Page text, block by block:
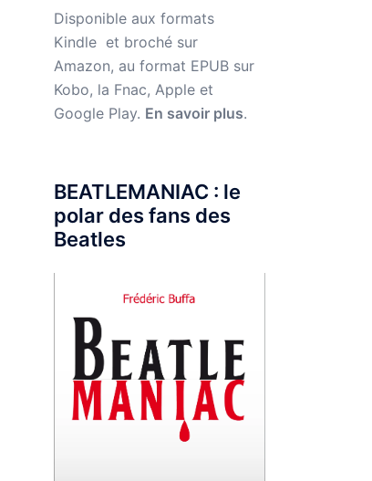
Disponible aux formats
Kindle et broché sur
Amazon, au format EPUB sur
Kobo, la Fnac, Apple et
Google Play. En savoir plus.
BEATLEMANIAC : le
polar des fans des
Beatles